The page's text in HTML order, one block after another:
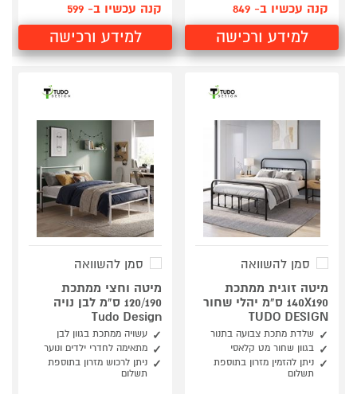
קנה עכשיו ב- 849
למידע ורכישה
קנה עכשיו ב- 599
למידע ורכישה
סמן להשוואה
מיטה זוגית ממתכת
140X190 ס"מ יהלי שחור
TUDO DESIGN
שלדת מתכת צבועה בתנור
בגוון שחור מט קלאסי
ניתן להזמין מזרון בתוספת
תשלום
סמן להשוואה
מיטה וחצי ממתכת
120/190 ס"מ לבן נויה
Tudo Design
עשויה ממתכת בגוון לבן
מתאימה לחדרי ילדים ונוער
ניתן לרכוש מזרון בתוספת
תשלום